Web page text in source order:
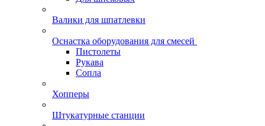
Валики для шпатлевки
Оснастка оборудования для смесей
Пистолеты
Рукава
Сопла
Хопперы
Штукатурные станции